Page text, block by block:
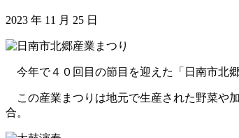
2023 年 11 月 25 日
今年で４０回目の節目を迎えた「日南市北
この産業まつりは地元で生産された野菜や
合。